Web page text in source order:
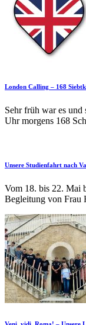
London Calling – 168
Sehr früh war es und
Uhr morgens 168
Unsere Studienfahrt nach
Vom 18. bis 22. Mai
Begleitung von Frau